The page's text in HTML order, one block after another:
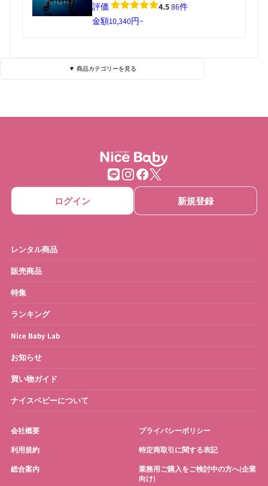
評価
4.586件
金額10,340円~
▼ 商品カテゴリーを見る
抱っこひも
ベビーサークル
ベビーバス
お宮参り・お祝い衣装
ログイン 新規登録
レンタル商品
販売商品
特集
ランキング
Nice Baby Lab
お知らせ
買い物ガイド
ナイスベビーについて
会社概要 プライバシーポリシー
利用規約 特定商取引に関する表記
総合案内
業務用ご購入をご検討中の方へ(企業
向け)